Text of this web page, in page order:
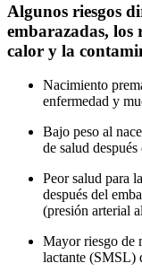
Algunos riesgos
embarazadas, los
calor y la
Nacimiento
enfermedad y
Bajo peso al
de salud
Peor salud para
después del
(presión arterial
Mayor riesgo de
lactante (SMSL)